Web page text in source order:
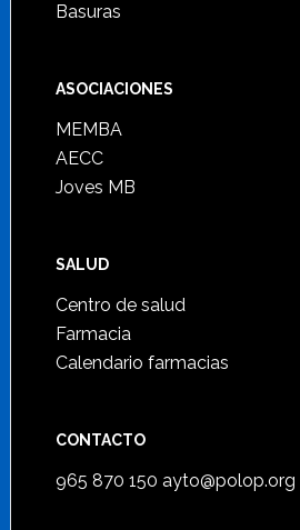
Basuras
ASOCIACIONES
MEMBA
AECC
Joves MB
SALUD
Centro de salud
Farmacia
Calendario farmacias
CONTACTO
965 870 150 ayto@polop.org